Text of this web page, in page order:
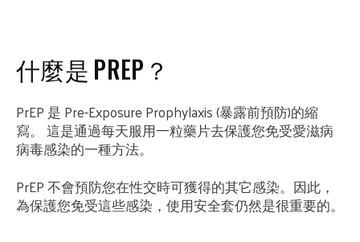
什麼是 PREP？
PrEP 是 Pre-Exposure Prophylaxis (暴露前預防)的縮
寫。 這是通過每天服用一粒藥片去保護您免受愛滋病
病毒感染的一種方法。
PrEP 不會預防您在性交時可獲得的其它感染。因此，
為保護您免受這些感染，使用安全套仍然是很重要的。